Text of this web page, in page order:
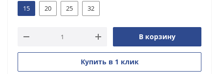
15
20 25 32
В корзину
Купить в 1 клик